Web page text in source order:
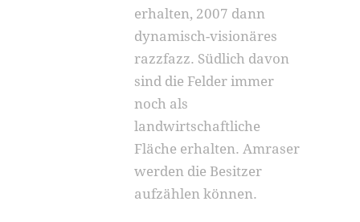
erhalten, 2007 dann
dynamisch-visionäres
razzfazz. Südlich davon
sind die Felder immer
noch als
landwirtschaftliche
Fläche erhalten. Amraser
werden die Besitzer
aufzählen können.